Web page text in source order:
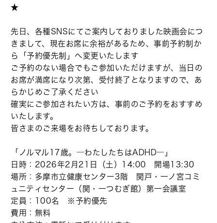
★
先日、各種SNSにてご案内しておりました映画会につ
きまして、現在お席に余裕があるため、事前予約制か
ら「予約優先制」へ変更いたします
ご予約のない場合でもご参加いただけますが、当日の
お席が満席になり次第、受付終了となりますので、あ
らかじめご了承ください
確実にご参加されたい方は、事前のご予約をおすすめ
いたします。
皆さまのご来場をお待ちしております。
「ノルマル17歳。―わたしたちはADHD―」
日時：2026年2月21日（土）14:00 開場13:30
場所：多摩市立健康センター3階 関戸・一ノ宮コミ
ュニティセンター（関・一つむぎ館）第一会議室
定員：100名 ※予約優先
費用：無料